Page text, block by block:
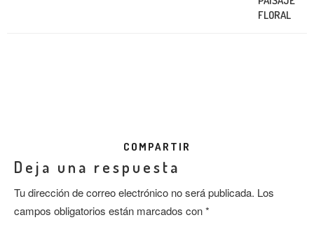
COMPARTIR
Deja una respuesta
Tu dirección de correo electrónico no será publicada. Los
campos obligatorios están marcados con*